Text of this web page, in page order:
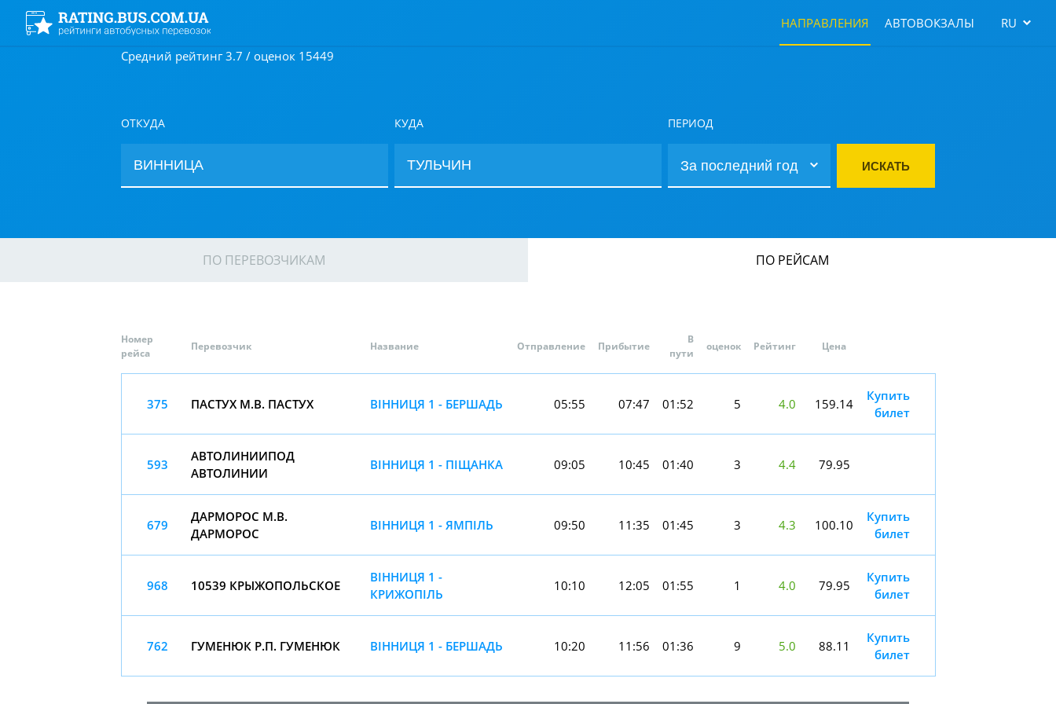
НАПРАВЛЕНИЯ АВТОВОКЗАЛЫ RU
Средний рейтинг 3.7 / оценок 15449
ОТКУДА КУДА ПЕРИОД
ИСКАТЬ
ПО ПЕРЕВОЗЧИКАМ ПО РЕЙСАМ
Номер
рейса
Перевозчик Название Отправление Прибытие
В
пути
оценок Рейтинг Цена
375 ПАСТУХ М.В. ПАСТУХ ВІННИЦЯ 1 - БЕРШАДЬ 05:55 07:47 01:52 5 4.0 159.14
Купить
билет
593
АВТОЛИНИИПОД
АВТОЛИНИИ
ВІННИЦЯ 1 - ПІЩАНКА 09:05 10:45 01:40 3 4.4 79.95
679
ДАРМОРОС М.В.
ДАРМОРОС
ВІННИЦЯ 1 - ЯМПІЛЬ 09:50 11:35 01:45 3 4.3 100.10
Купить
билет
968 10539 КРЫЖОПОЛЬСКОЕ
ВІННИЦЯ 1 -
КРИЖОПІЛЬ
10:10 12:05 01:55 1 4.0 79.95
Купить
билет
762 ГУМЕНЮК Р.П. ГУМЕНЮК ВІННИЦЯ 1 - БЕРШАДЬ 10:20 11:56 01:36 9 5.0 88.11
Купить
билет